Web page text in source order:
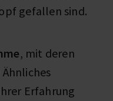
gefallen sind.
, mit deren
Erfahrung